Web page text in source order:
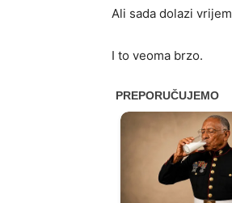
Ali sada dolazi
I to veoma brzo.